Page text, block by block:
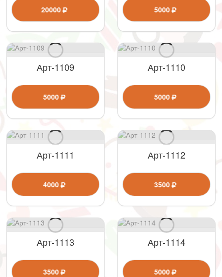
20000 5000
Арт-1109
5000
Арт-1110
5000
Арт-1111
4000
Арт-1112
3500
Арт-1113
3500
Арт-1114
5000